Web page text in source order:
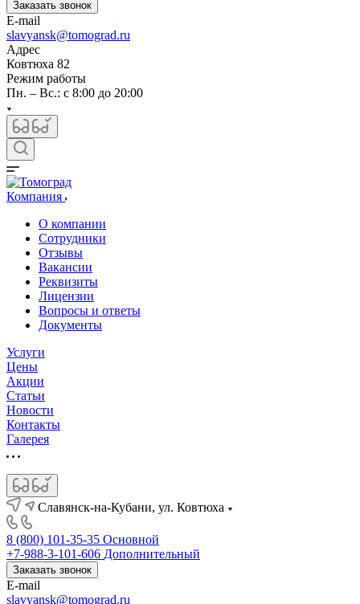
Заказать звонок
E-mail
slavyansk@tomograd.ru
Адрес
Ковтюха 82
Режим работы
Пн. – Вс.: с 8:00 до 20:00
Компания
О компании
Сотрудники
Отзывы
Вакансии
Реквизиты
Лицензии
Вопросы и ответы
Документы
Услуги
Цены
Акции
Статьи
Новости
Контакты
Галерея
Славянск-на-Кубани, ул. Ковтюха
8 (800) 101-35-35 Основной
+7-988-3-101-606 Дополнительный
Заказать звонок
E-mail
slavyansk@tomograd.ru